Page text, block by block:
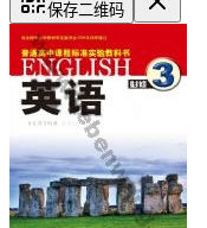
保存二维码